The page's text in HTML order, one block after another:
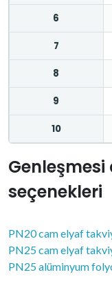
6
7
8
9
10
Genleşmesi
seçenekleri
PN20 cam elyaf
PN25 cam elyaf
PN25 alüminyum